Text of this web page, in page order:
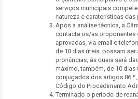
serviços municipais
natureza e caraterísticas
Após a análise técnica, a
contacta os/as proponentes
aprovadas, via email e
de 10 dias úteis, possam ser
pronúncias, às quais será
máximo, também, de 10
conjugados dos artigos 86.º,
Código do Procedimento
Terminado o período de